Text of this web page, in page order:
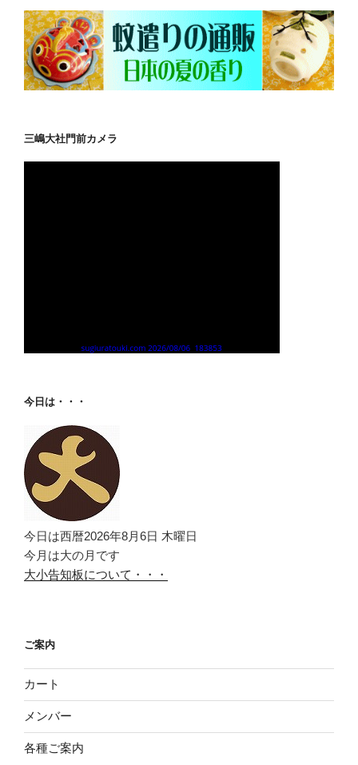
三嶋大社門前カメラ
今日は・・・
今日は西暦2026年8月6日 木曜日
今月は大の月です
大小告知板について・・・
ご案内
カート
メンバー
各種ご案内